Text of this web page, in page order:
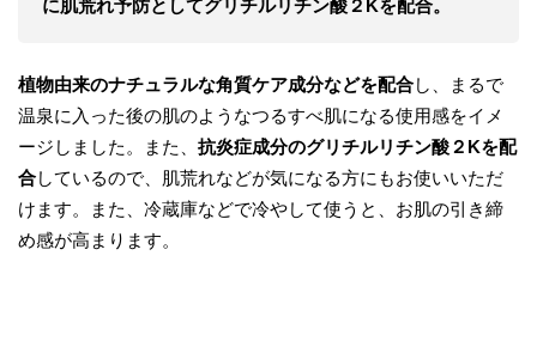
に肌荒れ予防としてグリチルリチン酸２Kを配合。
植物由来のナチュラルな角質ケア成分などを配合し、まるで
温泉に入った後の肌のようなつるすべ肌になる使用感をイメ
ージしました。また、 抗炎症成分のグリチルリチン酸２Kを配
合しているので、肌荒れなどが気になる方にもお使いいただ
けます。また、冷蔵庫などで冷やして使うと、お肌の引き締
め感が高まります。